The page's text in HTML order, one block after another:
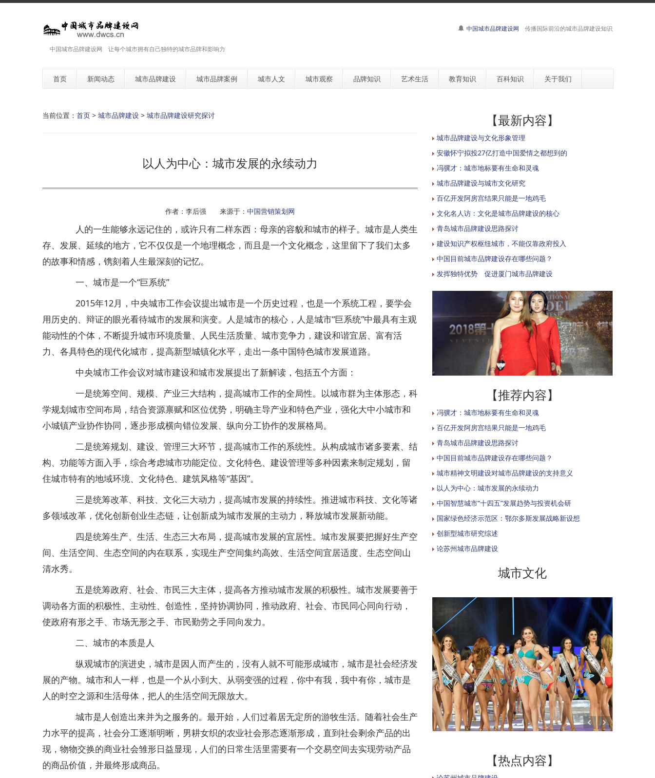
中国城市品牌建设网 让每个城市拥有自己独特的城市品牌和影响力
中国城市品牌建设网 传播国际前沿的城市品牌建设知识
首页 新闻动态 城市品牌建设 城市品牌案例 城市人文 城市观察 品牌知识 艺术生活 教育知识 百科知识 关于我们
当前位置： 首页 > 城市品牌建设 > 城市品牌建设研究探讨
以人为中心：城市发展的永续动力
作者：李后强 来源于： 中国营销策划网
人的一生能够永远记住的，或许只有二样东西：母亲的容貌和城市的样子。城市是人类生
存、发展、延续的地方，它不仅仅是一个地理概念，而且是一个文化概念，这里留下了我们太多
的故事和情感，镌刻着人生最深刻的记忆。
一、城市是一个“巨系统”
2015年12月，中央城市工作会议提出城市是一个历史过程，也是一个系统工程，要学会
用历史的、辩证的眼光看待城市的发展和演变。人是城市的核心，人是城市“巨系统”中最具有主观
能动性的个体，不断提升城市环境质量、人民生活质量、城市竞争力，建设和谐宜居、富有活
力、各具特色的现代化城市，提高新型城镇化水平，走出一条中国特色城市发展道路。
中央城市工作会议对城市建设和城市发展提出了新解读，包括五个方面：
一是统筹空间、规模、产业三大结构，提高城市工作的全局性。以城市群为主体形态，科
学规划城市空间布局，结合资源禀赋和区位优势，明确主导产业和特色产业，强化大中小城市和
小城镇产业协作协同，逐步形成横向错位发展、纵向分工协作的发展格局。
二是统筹规划、建设、管理三大环节，提高城市工作的系统性。从构成城市诸多要素、结
构、功能等方面入手，综合考虑城市功能定位、文化特色、建设管理等多种因素来制定规划，留
住城市特有的地域环境、文化特色、建筑风格等“基因”。
三是统筹改革、科技、文化三大动力，提高城市发展的持续性。推进城市科技、文化等诸
多领域改革，优化创新创业生态链，让创新成为城市发展的主动力，释放城市发展新动能。
四是统筹生产、生活、生态三大布局，提高城市发展的宜居性。城市发展要把握好生产空
间、生活空间、生态空间的内在联系，实现生产空间集约高效、生活空间宜居适度、生态空间山
清水秀。
五是统筹政府、社会、市民三大主体，提高各方推动城市发展的积极性。城市发展要善于
调动各方面的积极性、主动性、创造性，坚持协调协同，推动政府、社会、市民同心同向行动，
使政府有形之手、市场无形之手、市民勤劳之手同向发力。
二、城市的本质是人
纵观城市的演进史，城市是因人而产生的，没有人就不可能形成城市，城市是社会经济发
展的产物。城市和人一样，也是一个从小到大、从弱变强的过程，你中有我，我中有你，城市是
人的时空之源和生活母体，把人的生活空间无限放大。
城市是人创造出来并为之服务的。最开始，人们过着居无定所的游牧生活。随着社会生产
力水平的提高，社会分工逐渐明晰，男耕女织的农业社会形态逐渐形成，直到社会剩余产品的出
现，物物交换的商业社会雏形日益显现，人们的日常生活里需要有一个交易空间去实现劳动产品
的商品价值，并最终形成商品。
【最新内容】
城市品牌建设与文化形象管理
安徽怀宁拟投27亿打造中国爱情之都想到的
冯骥才：城市地标要有生命和灵魂
城市品牌建设与城市文化研究
百亿开发阿房宫结果只能是一地鸡毛
文化名人访：文化是城市品牌建设的核心
青岛城市品牌建设思路探讨
建设知识产权枢纽城市，不能仅靠政府投入
中国目前城市品牌建设存在哪些问题？
发挥独特优势 促进厦门城市品牌建设
【推荐内容】
冯骥才：城市地标要有生命和灵魂
百亿开发阿房宫结果只能是一地鸡毛
青岛城市品牌建设思路探讨
中国目前城市品牌建设存在哪些问题？
城市精神文明建设对城市品牌建设的支持意义
以人为中心：城市发展的永续动力
中国智慧城市“十四五”发展趋势与投资机会研
国家绿色经济示范区：鄂尔多斯发展战略新设想
创新型城市研究综述
论苏州城市品牌建设
城市文化
【热点内容】